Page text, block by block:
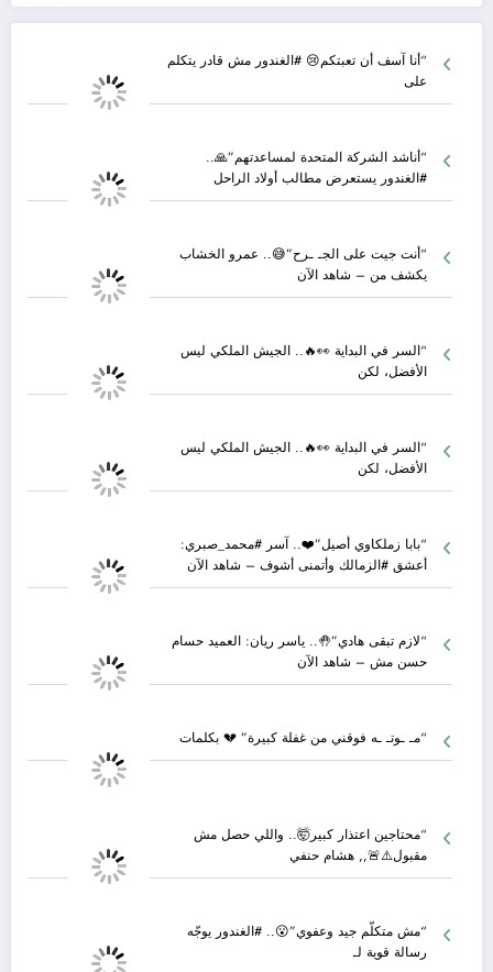
“أنا آسف أن تعبتكم😢 #الغندور مش قادر يتكلم
على
“أناشد الشركة المتحدة لمساعدتهم”🙏..
#الغندور يستعرض مطالب أولاد الراحل
“أنت جيت على الجـ ـرح”😅.. عمرو الخشاب
يكشف من – شاهد الآن
“السر في البداية 👀🔥.. الجيش الملكي ليس
الأفضل، لكن
“السر في البداية 👀🔥.. الجيش الملكي ليس
الأفضل، لكن
“بابا زملكاوي أصيل”❤️.. آسر #محمد_صبري:
أعشق #الزمالك وأتمنى أشوف – شاهد الآن
“لازم تبقى هادي”🤚.. ياسر ريان: العميد حسام
حسن مش – شاهد الآن
“مـ ـوتـ ـه فوقني من غفلة كبيرة” 💔 بكلمات
“محتاجين اعتذار كبير🤯.. واللي حصل مش
مقبول⚠️🚨,, هشام حنفي
“مش متكلّم جيد وعفوي”😮.. #الغندور يوجّه
رسالة قوية لـ